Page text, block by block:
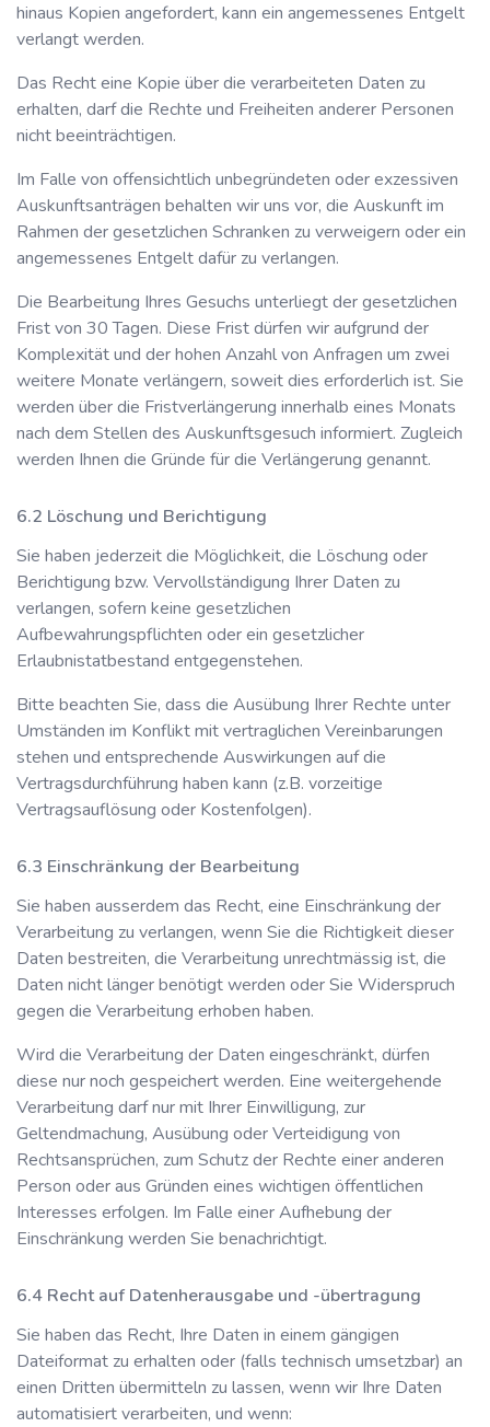
hinaus Kopien angefordert, kann ein angemessenes Entgelt
verlangt werden.
Das Recht eine Kopie über die verarbeiteten Daten zu
erhalten, darf die Rechte und Freiheiten anderer Personen
nicht beeinträchtigen.
Im Falle von offensichtlich unbegründeten oder exzessiven
Auskunftsanträgen behalten wir uns vor, die Auskunft im
Rahmen der gesetzlichen Schranken zu verweigern oder ein
angemessenes Entgelt dafür zu verlangen.
Die Bearbeitung Ihres Gesuchs unterliegt der gesetzlichen
Frist von 30 Tagen. Diese Frist dürfen wir aufgrund der
Komplexität und der hohen Anzahl von Anfragen um zwei
weitere Monate verlängern, soweit dies erforderlich ist. Sie
werden über die Fristverlängerung innerhalb eines Monats
nach dem Stellen des Auskunftsgesuch informiert. Zugleich
werden Ihnen die Gründe für die Verlängerung genannt.
Löschung und Berichtigung
Sie haben jederzeit die Möglichkeit, die Löschung oder
Berichtigung bzw. Vervollständigung Ihrer Daten zu
verlangen, sofern keine gesetzlichen
Aufbewahrungspflichten oder ein gesetzlicher
Erlaubnistatbestand entgegenstehen.
Bitte beachten Sie, dass die Ausübung Ihrer Rechte unter
Umständen im Konflikt mit vertraglichen Vereinbarungen
stehen und entsprechende Auswirkungen auf die
Vertragsdurchführung haben kann (z.B. vorzeitige
Vertragsauflösung oder Kostenfolgen).
Einschränkung der Bearbeitung
Sie haben ausserdem das Recht, eine Einschränkung der
Verarbeitung zu verlangen, wenn Sie die Richtigkeit dieser
Daten bestreiten, die Verarbeitung unrechtmässig ist, die
Daten nicht länger benötigt werden oder Sie Widerspruch
gegen die Verarbeitung erhoben haben.
Wird die Verarbeitung der Daten eingeschränkt, dürfen
diese nur noch gespeichert werden. Eine weitergehende
Verarbeitung darf nur mit Ihrer Einwilligung, zur
Geltendmachung, Ausübung oder Verteidigung von
Rechtsansprüchen, zum Schutz der Rechte einer anderen
Person oder aus Gründen eines wichtigen öffentlichen
Interesses erfolgen. Im Falle einer Aufhebung der
Einschränkung werden Sie benachrichtigt.
Recht auf Datenherausgabe und -übertragung
Sie haben das Recht, Ihre Daten in einem gängigen
Dateiformat zu erhalten oder (falls technisch umsetzbar) an
einen Dritten übermitteln zu lassen, wenn wir Ihre Daten
automatisiert verarbeiten, und wenn: